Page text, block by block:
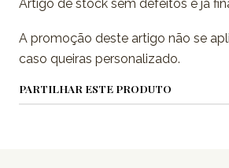
Artigo de stock sem defeitos e já
A promoção deste artigo não se
caso queiras personalizado.
PARTILHAR ESTE PRODUTO